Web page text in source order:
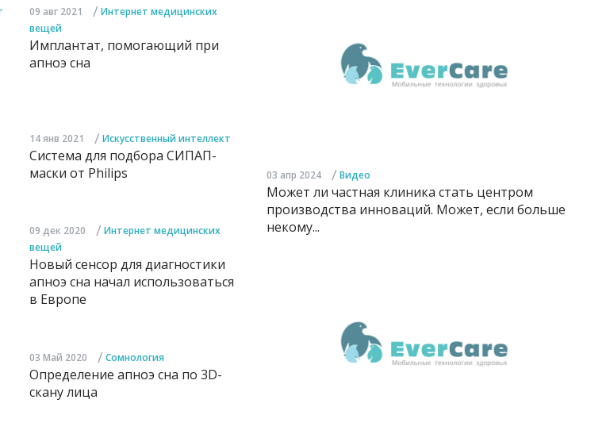
09 авг 2021 / Интернет медицинских
вещей
Имплантат, помогающий при
апноэ сна
14 янв 2021 / Искусственный интеллект
Система для подбора СИПАП-
маски от Philips
09 дек 2020 / Интернет медицинских
вещей
Новый сенсор для диагностики
апноэ сна начал использоваться
в Европе
03 Май 2020 / Сомнология
Определение апноэ сна по 3D-
скану лица
03 апр 2024 / Видео
Может ли частная клиника стать центром
производства инноваций. Может, если больше
некому...